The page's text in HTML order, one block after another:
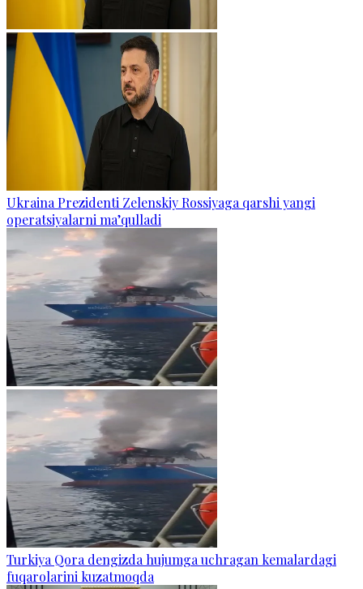
Ukraina Prezidenti Zelenskiy Rossiyaga qarshi yangi
operatsiyalarni ma’qulladi
Turkiya Qora dengizda hujumga uchragan kemalardagi
fuqarolarini kuzatmoqda